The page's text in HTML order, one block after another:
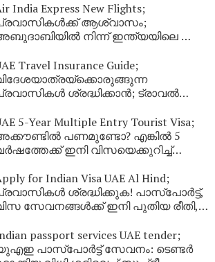
India Express New Flights;
ആശ്വാസം;
നിന്ന് ഇന്ത്യയിലെ ഈ
Travel Insurance Guide;
ശ്രദ്ധിക്കാൻ; ട്രാവൽ
ഉറപ്പുവരുത്തുക
5-Year Multiple Entry Tourist Visa;
പണമുണ്ടോ? എങ്കിൽ 5
ഇനി വിസയെക്കുറിച്ച്
ഓഫർ പ്രവാസികൾ അറിയാതെ
for Indian Visa UAE Al Hind;
ശ്രദ്ധിക്കുക! പാസ്‌പോർട്ട്,
സേവനങ്ങൾക്ക് ഇനി പുതിയ രീതി,
passport services UAE tender;
പാസ്‌പോർട്ട് സേവനം: ടെണ്ടർ